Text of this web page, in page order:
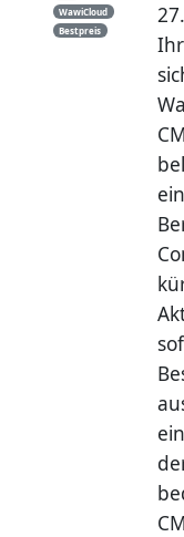
WawiCloud
Bestpreis